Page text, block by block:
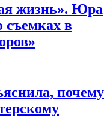
жизнь». Юра
съемках в
почему